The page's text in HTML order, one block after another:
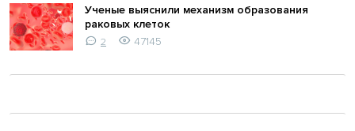
Ученые выяснили механизм образования
раковых клеток
2 47145